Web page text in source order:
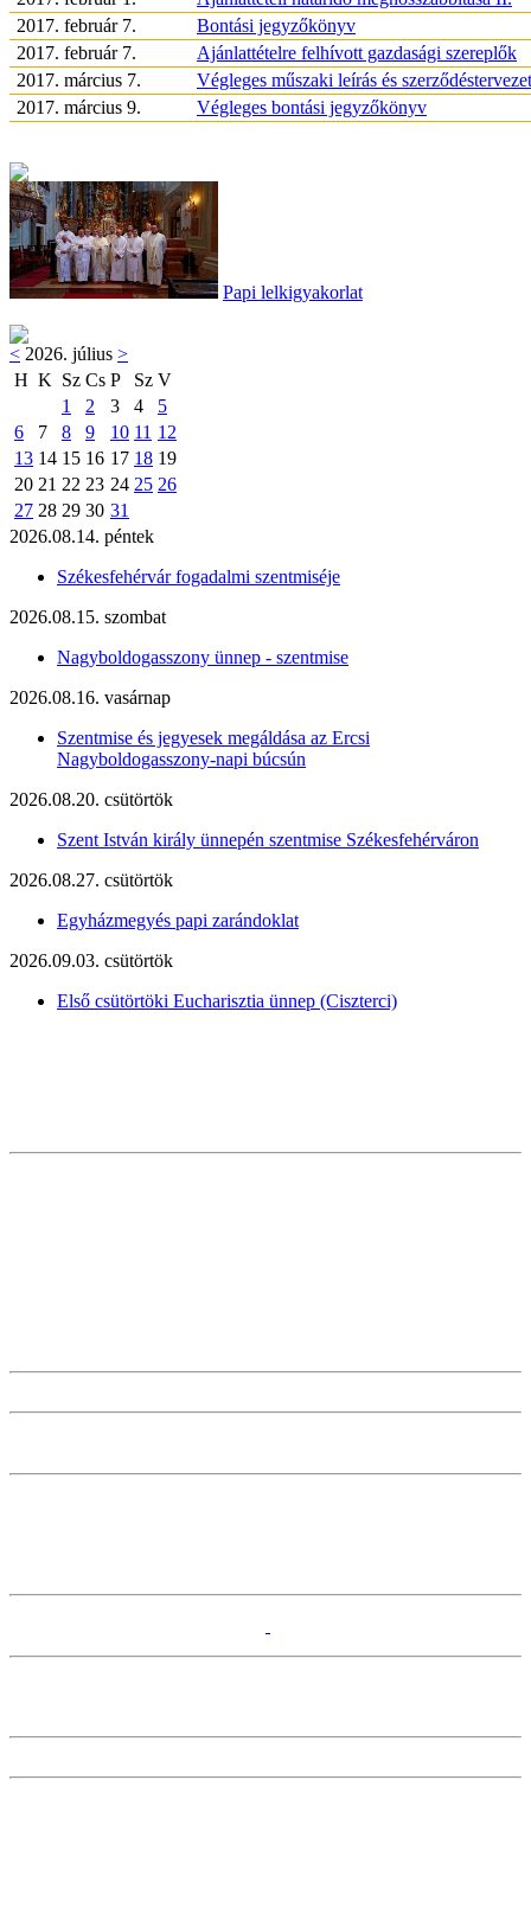
2017. február 7.
Bontási jegyzőkönyv
2017. február 7.
Ajánlattételre felhívott gazdasági szereplők
2017. március 7.
Végleges műszaki leírás és
2017. március 9.
Végleges bontási jegyzőkönyv
Papi lelkigyakorlat
< 2026. július >
H K Sz Cs P Sz V
1
2 3 4
5
6
7 8 9 10 11 12
13 14 15 16 17 18 19
20 21 22 23 24 25 26
27 28 29 30 31
2026.08.14. péntek
Székesfehérvár fogadalmi szentmiséje
2026.08.15. szombat
Nagyboldogasszony ünnep - szentmise
2026.08.16. vasárnap
Szentmise és jegyesek megáldása az Ercsi
Nagyboldogasszony-napi búcsún
2026.08.20. csütörtök
Szent István király ünnepén szentmise Székesfehérváron
2026.08.27. csütörtök
Egyházmegyés papi zarándoklat
2026.09.03. csütörtök
Első csütörtöki Eucharisztia ünnep (Ciszterci)